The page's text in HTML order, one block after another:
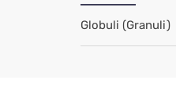
Globuli (Granuli)